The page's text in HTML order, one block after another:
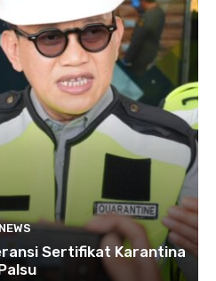
Sertifikat Karantina